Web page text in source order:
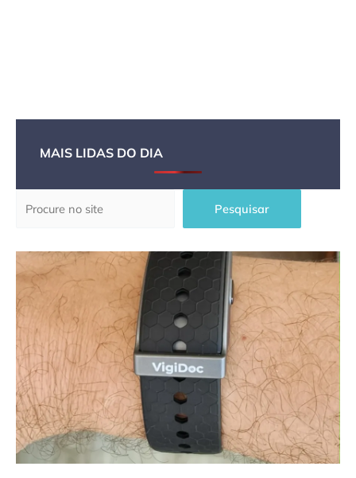
MAIS LIDAS DO DIA
Pesquisar